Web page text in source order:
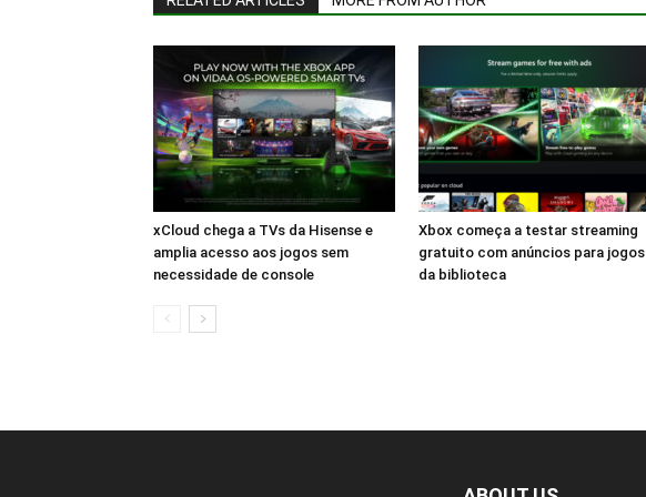
xCloud chega a TVs da Hisense e
amplia acesso aos jogos sem
necessidade de console
Xbox começa a testar streaming
gratuito com anúncios para jogos
da biblioteca